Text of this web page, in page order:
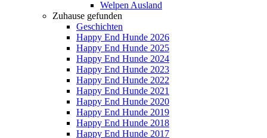
Welpen Ausland
Zuhause gefunden
Geschichten
Happy End Hunde 2026
Happy End Hunde 2025
Happy End Hunde 2024
Happy End Hunde 2023
Happy End Hunde 2022
Happy End Hunde 2021
Happy End Hunde 2020
Happy End Hunde 2019
Happy End Hunde 2018
Happy End Hunde 2017